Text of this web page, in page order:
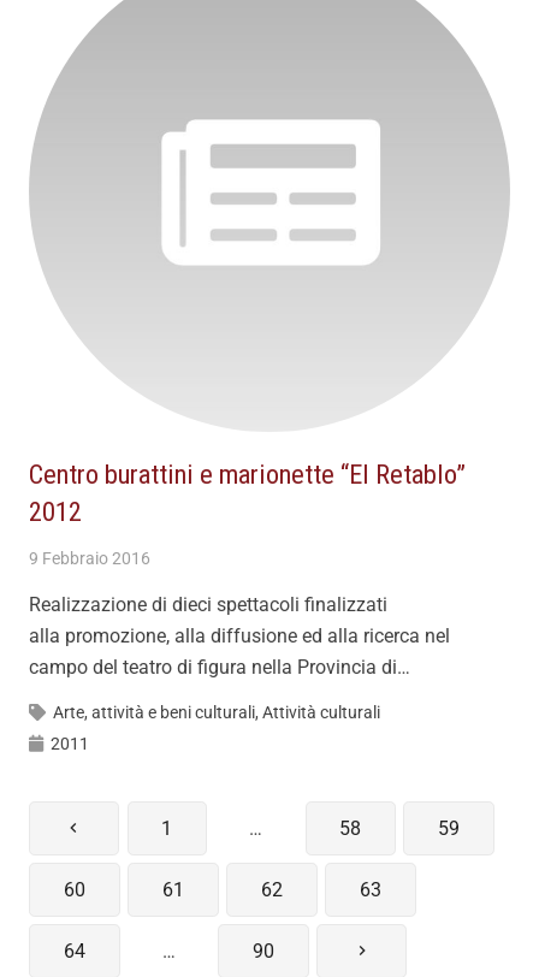
Centro burattini e marionette “El Retablo”
2012
9 Febbraio 2016
Realizzazione di dieci spettacoli finalizzati
alla promozione, alla diffusione ed alla ricerca nel
campo del teatro di figura nella Provincia di…
Arte, attività e beni culturali, Attività culturali
2011
1 … 58 59
60 61 62 63
64 … 90